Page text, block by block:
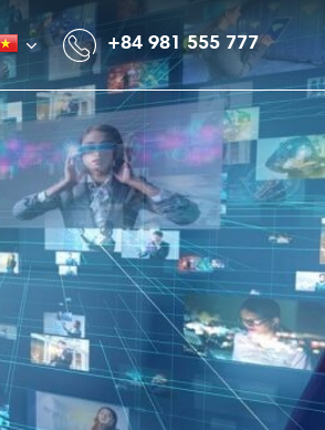
+84 981 555 777